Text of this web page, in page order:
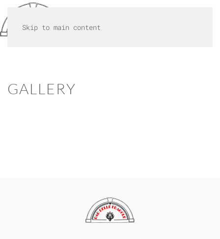
Skip to main content
GALLERY